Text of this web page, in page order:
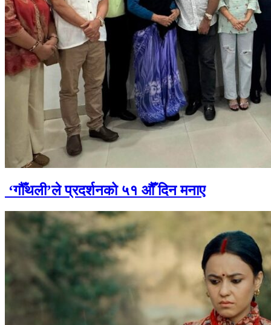
‘गौँथली’ले प्रदर्शनको ५१ औँ दिन मनाए